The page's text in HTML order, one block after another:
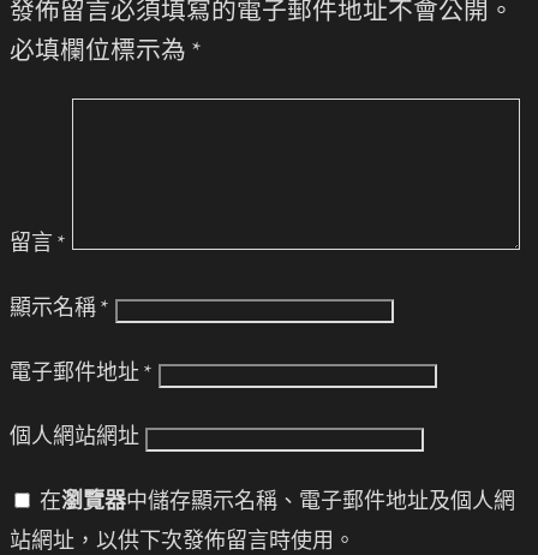
發佈留言必須填寫的電子郵件地址不會公開。
必填欄位標示為 *
留言 *
顯示名稱 *
電子郵件地址 *
個人網站網址
在瀏覽器中儲存顯示名稱、電子郵件地址及個人網
站網址，以供下次發佈留言時使用。